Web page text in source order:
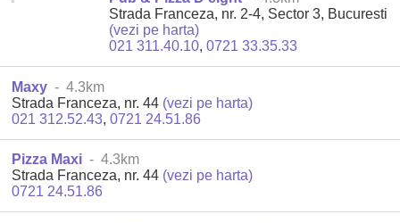
Strada Franceza, nr. 2-4, Sector 3, Bucuresti
(vezi pe harta)
021 311.40.10,0721 33.35.33
Maxy - 4.3km
Strada Franceza, nr. 44 (vezi pe harta)
021 312.52.43,0721 24.51.86
Pizza Maxi - 4.3km
Strada Franceza, nr. 44 (vezi pe harta)
0721 24.51.86